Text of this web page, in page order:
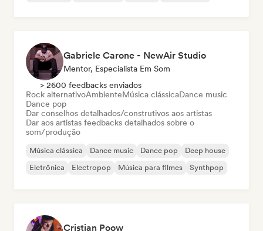
Gabriele Carone - NewAir Studio
Mentor, Especialista Em Som
> 2600 feedbacks enviados
Rock alternativoAmbienteMúsica clássicaDance music
Dance pop
Dar conselhos detalhados/construtivos aos artistas
Dar aos artistas feedbacks detalhados sobre o
som/produção
Música clássica Dance music Dance pop
Deep house
Eletrônica
Electropop Música para filmes Synthpop
Cristian Poow